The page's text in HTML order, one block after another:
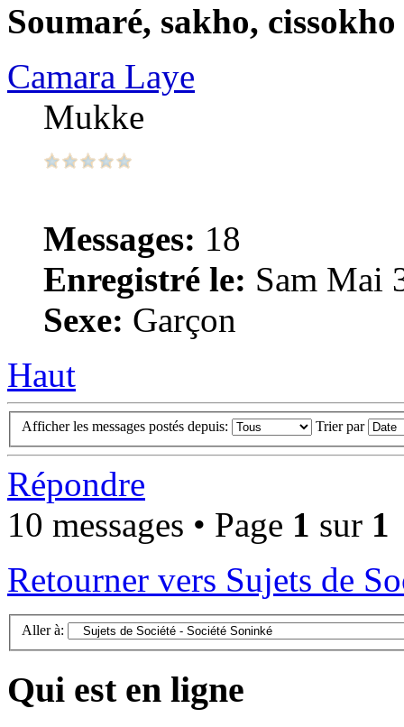
Soumaré, sakho,
Camara Laye
Mukke
Messages: 18
Enregistré le: Sam Mai
Sexe: Garçon
Haut
Afficher les messages postés depuis: Trier par
Répondre
10 messages • Page 1 sur 1
Retourner vers Sujets de
Aller à:
Qui est en ligne